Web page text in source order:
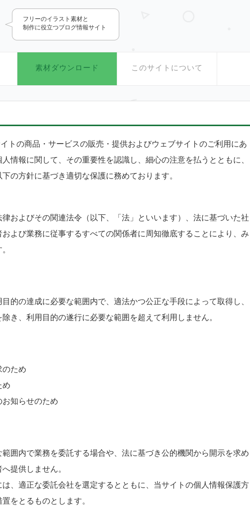
フリーのイラスト素材と
制作に役立つブログ情報サイト
素材ダウンロード このサイトについて
トの商品・サービスの販売・提供およびウェブサイトのご利用にあ
情報に関して、その重要性を認識し、細心の注意を払うとともに、
の方針に基づき適切な保護に務めております。
およびその関連法令（以下、「法」といいます）、法に基づいた社
よび業務に従事するすべての関係者に周知徹底することにより、み
的の達成に必要な範囲内で、適法かつ公正な手段によって取得し、
き、利用目的の遂行に必要な範囲を超えて利用しません。
のため
め
知らせのため
囲内で業務を委託する場合や、法に基づき公的機関から開示を求め
提供しません。
、適正な委託会社を選定するとともに、当サイトの個人情報保護方
をとるものとします。